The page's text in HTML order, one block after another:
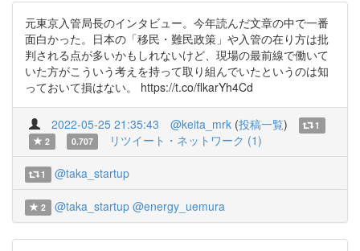
元東京入管局長のインタビュー。今年読んだ文章の中で一番
面白かった。日本の「移民・難民政策」や入管の在り方は批
判される点が多いかもしれないけど、現場の最前線で働いて
いた方がこういう考えを持って取り組んでいたというのは知
っておいて損はない。 https://t.co/flkarYh4Cd
2022-05-25 21:35:43 @keita_mrk (投稿一覧)
1
2
0.707 リツイート・ネットワーク (1)
1 @taka_startup
2 @taka_startup @energy_uemura